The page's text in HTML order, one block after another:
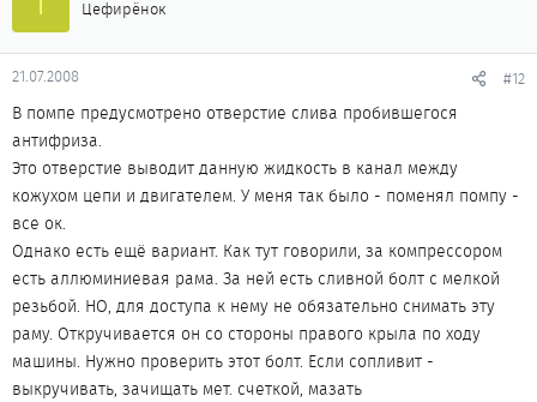
Цефирёнок
21.07.2008 #12
В помпе предусмотрено отверстие слива пробившегося
антифриза.
Это отверстие выводит данную жидкость в канал между
кожухом цепи и двигателем. У меня так было - поменял помпу -
все ок.
Однако есть ещё вариант. Как тут говорили, за компрессором
есть аллюминиевая рама. За ней есть сливной болт с мелкой
резьбой. НО, для доступа к нему не обязательно снимать эту
раму. Откручивается он со стороны правого крыла по ходу
машины. Нужно проверить этот болт. Если сопливит -
выкручивать, зачищать мет. счеткой, мазать